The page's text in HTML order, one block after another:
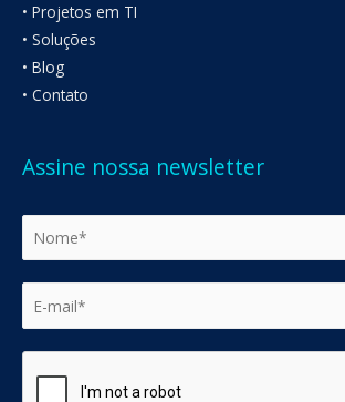
• Projetos em TI
• Soluções
• Blog
• Contato
Assine nossa newsletter